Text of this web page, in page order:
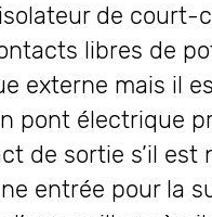
de
libres de
externe mais il
pont électrique
de sortie s’il est
entrée pour la